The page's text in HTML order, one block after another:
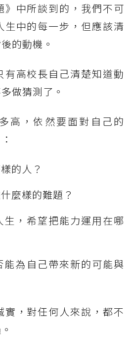
》中所談到的，我們不可
生中的每一步，但應該清
的動機。
有高校長自己清楚知道動
做猜測了。
高，依然要面對自己的
的人？
麼樣的難題？
生，希望把能力運用在哪
能為自己帶來新的可能與
實，對任何人來說，都不